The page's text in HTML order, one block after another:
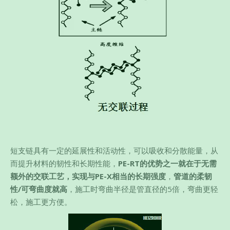
短支链具有一定的延展性和活动性，可以吸收和分散能量，从
而提升材料的韧性和长期性能， PE-RT的优势之一就在于无需
额外的交联工艺，实现与PE-X相当的长期强度 ， 管道的柔韧
性/可弯曲度就高 ，施工时弯曲半径是管直径的5倍，弯曲更轻
松，施工更方便。